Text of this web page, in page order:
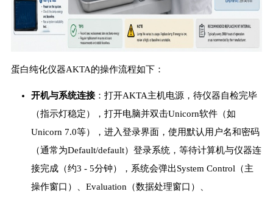
蛋白纯化仪器AKTA的操作流程如下：
开机与系统连接：打开AKTA主机电源，待仪器自检完毕
（指示灯稳定），打开电脑并双击Unicorn软件（如
Unicorn 7.0等），进入登录界面，使用默认用户名和密码
（通常为Default/default）登录系统，等待计算机与仪器连
接完成（约3 - 5分钟），系统会弹出System Control（主
操作窗口）、Evaluation（数据处理窗口）、